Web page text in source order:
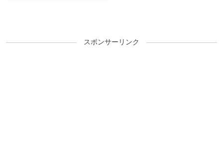
スポンサーリンク